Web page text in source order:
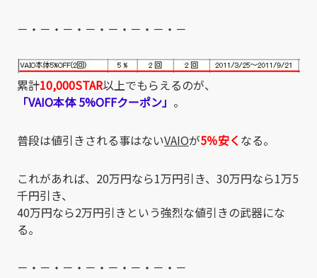
－・－・－・－・－・－・－・－
累計10,000STAR以上でもらえるのが、
「VAIO本体 5%OFFクーポン」 。
普段は値引きされる事はないVAIOが5％安く なる。
これがあれば、20万円なら1万円引き、30万円なら1万5
千円引き、
40万円なら2万円引きという強烈な値引きの武器にな
る。
－・－・－・－・－・－・－・－